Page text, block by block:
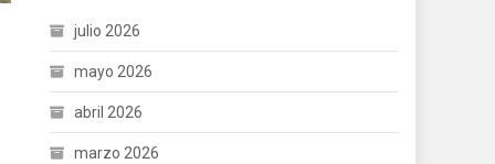
julio 2026
mayo 2026
abril 2026
marzo 2026